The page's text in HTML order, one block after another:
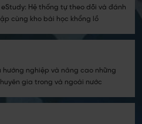
Hệ thống tự theo dõi và đánh
cùng kho bài học khổng lồ
hướng nghiệp và nâng cao những
gia trong và ngoài nước